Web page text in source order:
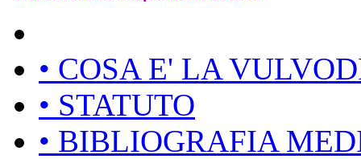
• COSA E' LA
• STATUTO
• BIBLIOGRAFIA